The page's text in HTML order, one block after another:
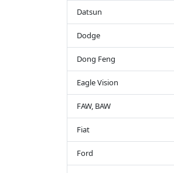
Datsun
Dodge
Dong Feng
Eagle Vision
FAW, BAW
Fiat
Ford